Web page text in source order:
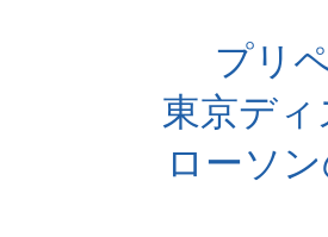
プリ
東京デ
ローソ